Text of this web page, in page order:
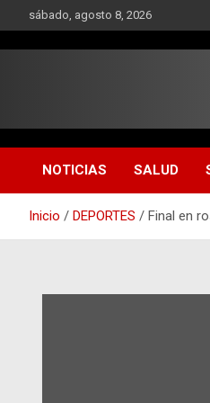
al
contenido
sábado, agosto 8, 2026
NOTICIAS SALUD
Inicio DEPORTES Final en